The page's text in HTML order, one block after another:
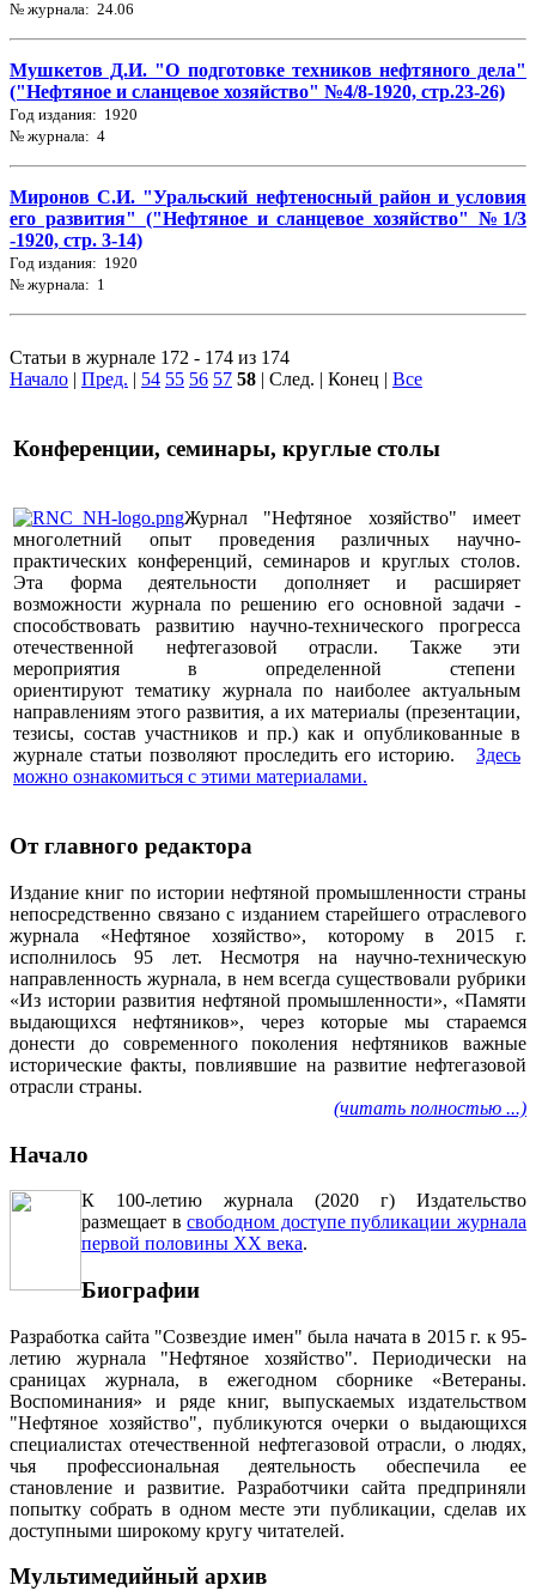
№ журнала: 24.06
Мушкетов Д.И. "О подготовке техников нефтяного дела"
("Нефтяное и сланцевое хозяйство" №4/8-1920, стр.23-26)
Год издания: 1920
№ журнала: 4
Миронов С.И. "Уральский нефтеносный район и условия
его развития" ("Нефтяное и сланцевое хозяйство" №1/3
-1920, стр. 3-14)
Год издания: 1920
№ журнала: 1
Статьи в журнале 172 - 174 из 174
Начало | Пред. | 54 55 56 57 58 | След. | Конец | Все
Конференции, семинары, круглые столы
Журнал "Нефтяное хозяйство" имеет
многолетний опыт проведения различных научно-
практических конференций, семинаров и круглых столов.
Эта форма деятельности дополняет и расширяет
возможности журнала по решению его основной задачи -
способствовать развитию научно-технического прогресса
отечественной нефтегазовой отрасли. Также эти
мероприятия в определенной степени
ориентируют тематику журнала по наиболее актуальным
направлениям этого развития, а их материалы (презентации,
тезисы, состав участников и пр.) как и опубликованные в
журнале статьи позволяют проследить его историю. Здесь
можно ознакомиться с этими материалами.
От главного редактора
Издание книг по истории нефтяной промышленности страны
непосредственно связано с изданием старейшего отраслевого
журнала «Нефтяное хозяйство», которому в 2015 г.
исполнилось 95 лет. Несмотря на научно-техническую
направленность журнала, в нем всегда существовали рубрики
«Из истории развития нефтяной промышленности», «Памяти
выдающихся нефтяников», через которые мы стараемся
донести до современного поколения нефтяников важные
исторические факты, повлиявшие на развитие нефтегазовой
отрасли страны.
(читать полностью ...)
Начало
К 100-летию журнала (2020 г) Издательство
размещает всвободном доступе публикации журнала
первой половины ХХ века.
Биографии
Разработка сайта "Созвездие имен" была начата в 2015 г. к 95-
летию журнала "Нефтяное хозяйство". Периодически на
сраницах журнала, в ежегодном сборнике «Ветераны.
Воспоминания» и ряде книг, выпускаемых издательством
"Нефтяное хозяйство", публикуются очерки о выдающихся
специалистах отечественной нефтегазовой отрасли, о людях,
чья профессиональная деятельность обеспечила ее
становление и развитие. Разработчики сайта предприняли
попытку собрать в одном месте эти публикации, сделав их
доступными широкому кругу читателей.
Мультимедийный архив